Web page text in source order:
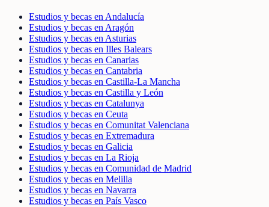
Estudios y becas en Andalucía
Estudios y becas en Aragón
Estudios y becas en Asturias
Estudios y becas en Illes Balears
Estudios y becas en Canarias
Estudios y becas en Cantabria
Estudios y becas en Castilla-La Mancha
Estudios y becas en Castilla y León
Estudios y becas en Catalunya
Estudios y becas en Ceuta
Estudios y becas en Comunitat Valenciana
Estudios y becas en Extremadura
Estudios y becas en Galicia
Estudios y becas en La Rioja
Estudios y becas en Comunidad de Madrid
Estudios y becas en Melilla
Estudios y becas en Navarra
Estudios y becas en País Vasco